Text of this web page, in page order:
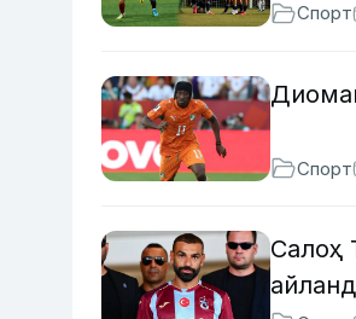
Спорт
Спорт
Салоҳ